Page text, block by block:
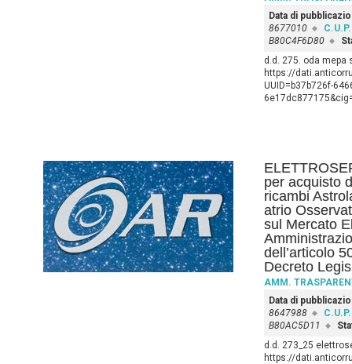
Data di
8677010
C.U.P.
B80C4F6D80
d.d. 275. oda
https://
UUID=b37b726f-
per acquisto
ricambi
atrio
sul Mercato
dell’articolo
Decreto
AMM.
Data di
8647988
C.U.P.
B80AC5D11
d.d. 273_25
https://